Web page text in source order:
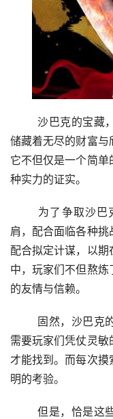
	沙巴克的宝藏，犹如一个布满神秘色采的宝盒，里面
储藏着无尽的财富与
它不但仅是一个简
种实力的证实。
肩，配合面临各种挑
配合拟定计谋，以
中，玩家们不但熬
的友情与信赖。
需要玩家们凭仗灵
才能找到。而每次
明的考验。
	但是，恰是这些挑战与坚苦，使得沙巴克的宝藏加倍